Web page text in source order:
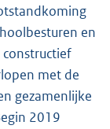
en
constructief
met de
gezamenlijke
2019